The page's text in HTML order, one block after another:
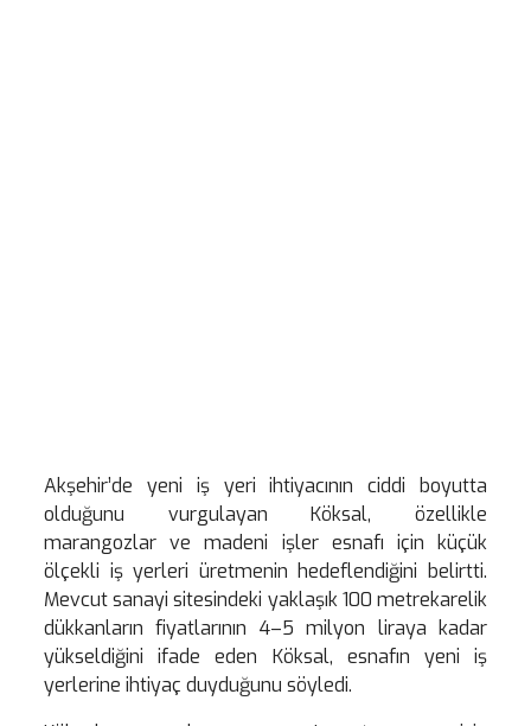
Akşehir’de yeni iş yeri ihtiyacının ciddi boyutta
olduğunu vurgulayan Köksal, özellikle
marangozlar ve madeni işler esnafı için küçük
ölçekli iş yerleri üretmenin hedeflendiğini belirtti.
Mevcut sanayi sitesindeki yaklaşık 100 metrekarelik
dükkanların fiyatlarının 4–5 milyon liraya kadar
yükseldiğini ifade eden Köksal, esnafın yeni iş
yerlerine ihtiyaç duyduğunu söyledi.